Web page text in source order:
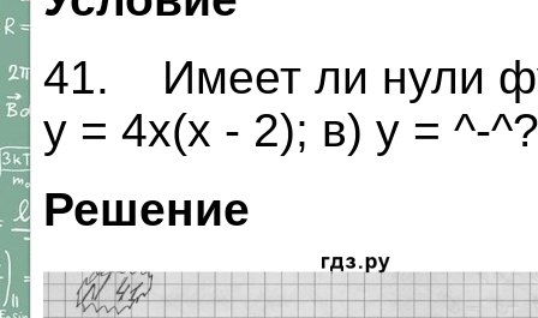
41. Имеет ли нули
у = 4х(х - 2); в) у = ^-^?
Решение